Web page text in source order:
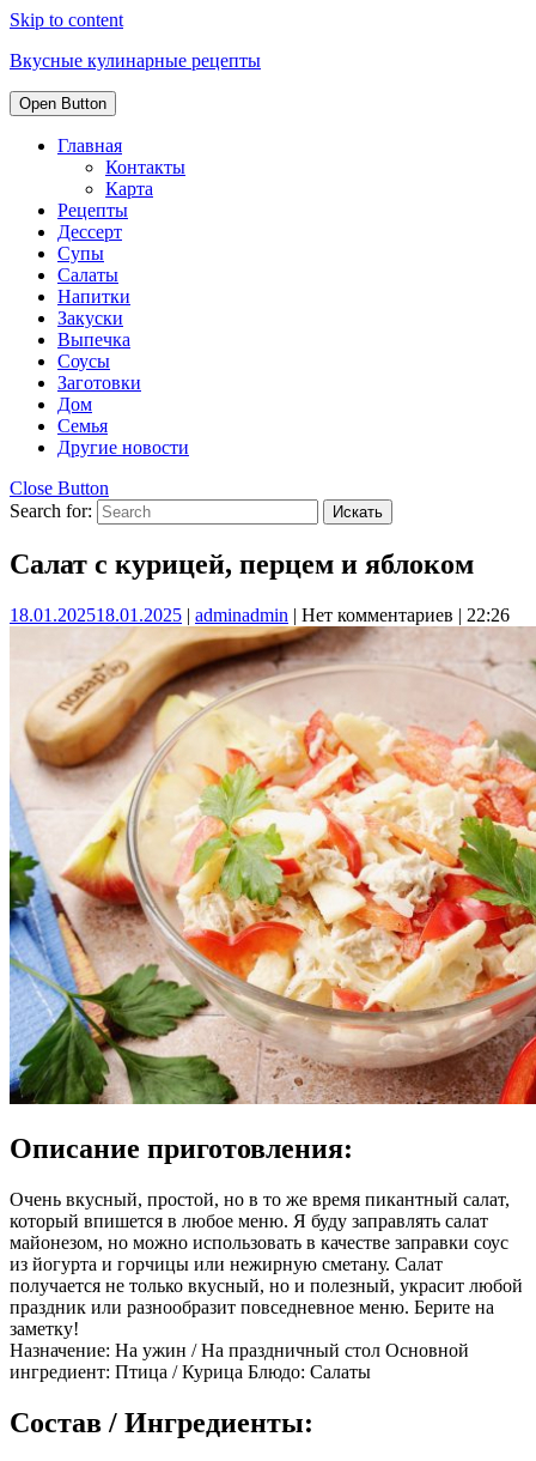
Skip to content
Вкусные кулинарные рецепты
Open Button
Главная
Контакты
Карта
Рецепты
Дессерт
Супы
Салаты
Напитки
Закуски
Выпечка
Соусы
Заготовки
Дом
Семья
Другие новости
Close Button
Search for:
Салат с курицей, перцем и яблоком
18.01.202518.01.2025 | adminadmin | Нет комментариев | 22:26
Описание приготовления:
Очень вкусный, простой, но в то же время пикантный салат,
который впишется в любое меню. Я буду заправлять салат
майонезом, но можно использовать в качестве заправки соус
из йогурта и горчицы или нежирную сметану. Салат
получается не только вкусный, но и полезный, украсит любой
праздник или разнообразит повседневное меню. Берите на
заметку!
Назначение: На ужин / На праздничный стол Основной
ингредиент: Птица / Курица Блюдо: Салаты
Состав / Ингредиенты: